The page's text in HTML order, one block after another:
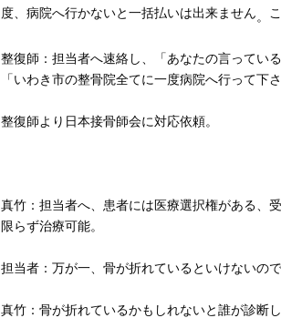
度、病院へ行かないと一括払いは出来ません。
整復師：担当者へ速絡し、「あなたの言ってい
「いわき市の整骨院全てに一度病院へ行って下
整復師より日本接骨師会に対応依頼。
真竹：担当者へ、患者には医療選択権がある、
限らず治療可能。
担当者：万が一、骨が折れているといけないの
真竹：骨が折れているかもしれないと誰が診断し